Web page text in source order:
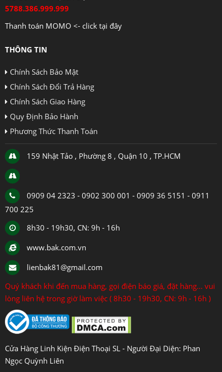
5788.386.999.999
Thanh toán MOMO <- click tại đây
THÔNG TIN
Chính Sách Bảo Mật
Chính Sách Đổi Trả Hàng
Chính Sách Giao Hàng
Quy Định Bảo Hành
Phương Thức Thanh Toán
159 Nhật Tảo , Phường 8 , Quận 10 , TP.HCM
0909 04 2323 - 0902 300 001 - 0909 36 5151 - 0911
700 225
8h30 - 19h30, CN: 9h - 16h
www.bak.com.vn
lienbak81@gmail.com
Quý khách khi đến mua hàng, gọi điện báo giá, đặt hàng... vui
lòng liên hệ trong giờ làm việc ( 8h30 - 19h30, CN: 9h - 16h )
Cửa Hàng Linh Kiện Điện Thoại SL - Người Đại Diện: Phan
Ngọc Quỳnh Liên